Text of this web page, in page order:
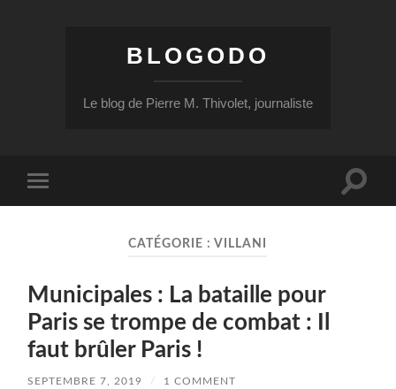
BLOGODO
Le blog de Pierre M. Thivolet, journaliste
mobile
Toggle
CATÉGORIE :VILLANI
Municipales : La bataille pour
Paris se trompe de combat : Il
faut brûler Paris !
SEPTEMBRE 7, 2019 / 1 COMMENT